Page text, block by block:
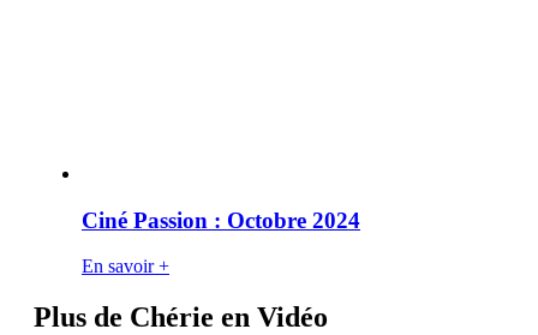
Ciné Passion : Octobre 2024
En savoir +
Plus de Chérie en Vidéo